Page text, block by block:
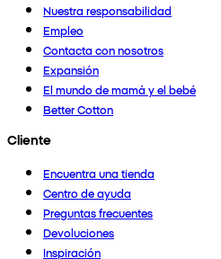
Nuestra responsabilidad
Empleo
Contacta con nosotros
Expansión
El mundo de mamá y el bebé
Better Cotton
Cliente
Encuentra una tienda
Centro de ayuda
Preguntas frecuentes
Devoluciones
Inspiración